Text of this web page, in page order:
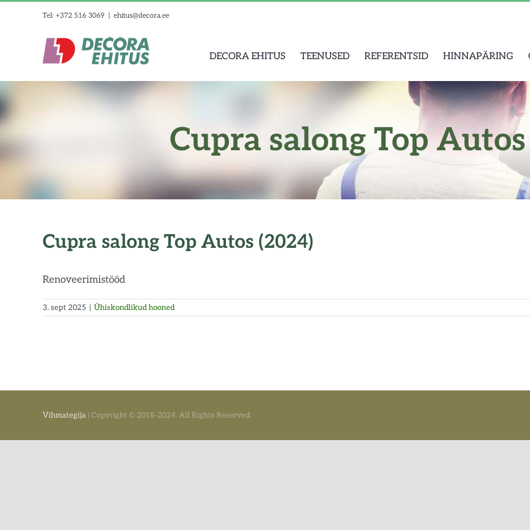
Tel: +372 516 3069 ehitus@decora.ee
DECORA EHITUS TEENUSED REFERENTSID HINNAPÄRING
Cupra salong Top
Cupra salong Top Autos (2024)
Renoveerimistööd
3. sept 2025 Ühiskondlikud hooned
Vihmategija | Copyright © 2018-2024. All Rights Reserved.